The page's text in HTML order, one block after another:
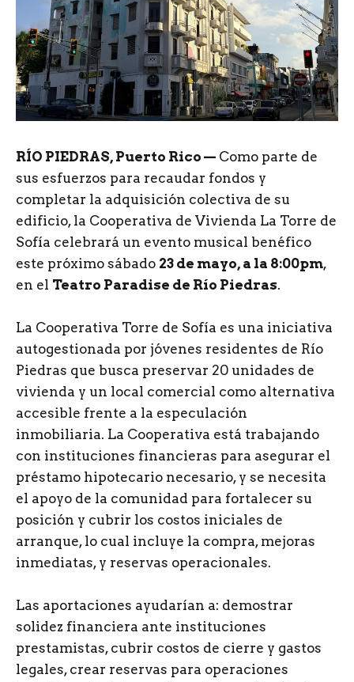
RÍO PIEDRAS, Puerto Rico — Como parte de
sus esfuerzos para recaudar fondos y
completar la adquisición colectiva de su
edificio, la Cooperativa de Vivienda La Torre de
Sofía celebrará un evento musical benéfico
este próximo sábado 23 de mayo, a la 8:00pm,
en el Teatro Paradise de Río Piedras.
La Cooperativa Torre de Sofía es una iniciativa
autogestionada por jóvenes residentes de Río
Piedras que busca preservar 20 unidades de
vivienda y un local comercial como alternativa
accesible frente a la especulación
inmobiliaria. La Cooperativa está trabajando
con instituciones financieras para asegurar el
préstamo hipotecario necesario, y se necesita
el apoyo de la comunidad para fortalecer su
posición y cubrir los costos iniciales de
arranque, lo cual incluye la compra, mejoras
inmediatas, y reservas operacionales.
Las aportaciones ayudarían a: demostrar
solidez financiera ante instituciones
prestamistas, cubrir costos de cierre y gastos
legales, crear reservas para operaciones